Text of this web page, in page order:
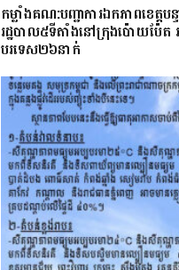
កម្លាំងគណ:បញ្ជាការឯកភាពខេត្ត
រដ្ឋបាល៥ទីតាំងនៅក្រុងប៉ោយប៉ែ
បរទេស២៦នាក់